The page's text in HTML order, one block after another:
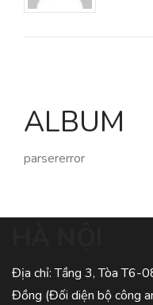
ALBUM
parsererror
Địa chỉ: Tầng 3, Tòa T6-
Đồng (Đối diện bộ công